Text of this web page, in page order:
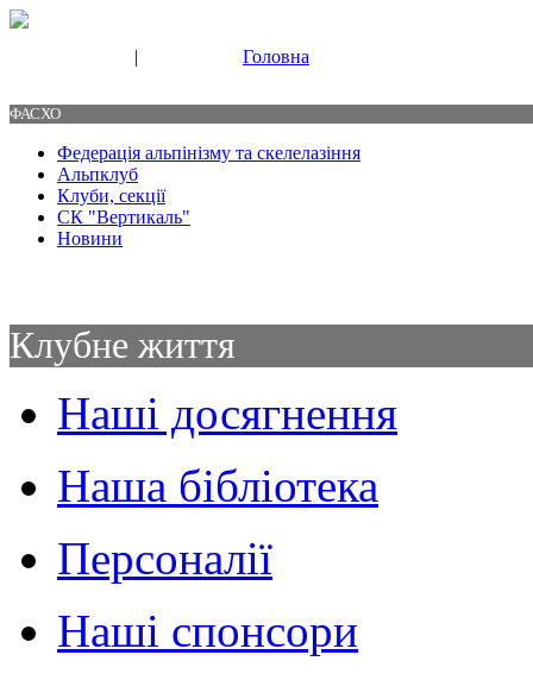
| Головна
ФАСХО
Федерація альпінізму та скелелазіння
Альпклуб
Клуби, секції
СК "Вертикаль"
Новини
Клубне життя
Наші досягнення
Наша бібліотека
Персоналії
Наші спонсори